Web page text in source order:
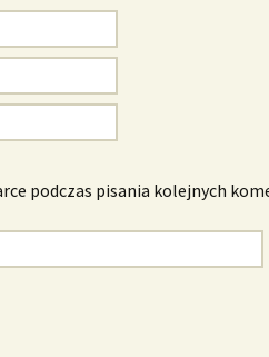
podczas pisania kolejnych